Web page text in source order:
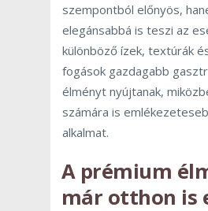
szempontból előnyös,
elegánsabbá is teszi az
különböző ízek, textúrák
fogások gazdagabb
élményt nyújtanak,
számára is
alkalmat.
A prémium
már otthon is